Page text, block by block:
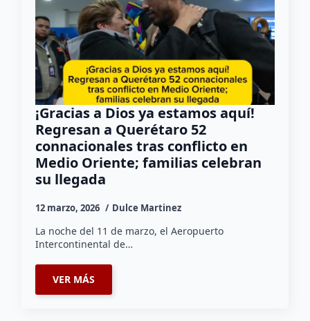
¡Gracias a Dios ya estamos aquí!
Regresan a Querétaro 52
connacionales tras conflicto en
Medio Oriente; familias celebran
su llegada
12 marzo, 2026 Dulce Martinez
La noche del 11 de marzo, el Aeropuerto
Intercontinental de…
VER MÁS